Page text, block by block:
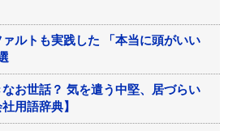
ルトも実践した 「本当に頭がいい
お世話？ 気を遣う中堅、居づらい
用語辞典】